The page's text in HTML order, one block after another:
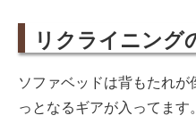
リクライニング
ソファベッドは背もたれ
っとなるギアが入ってます。